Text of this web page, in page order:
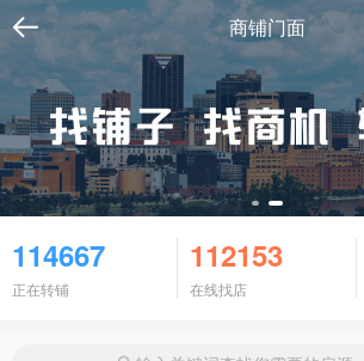
商铺门面
114667
正在转铺
112153
在线找店